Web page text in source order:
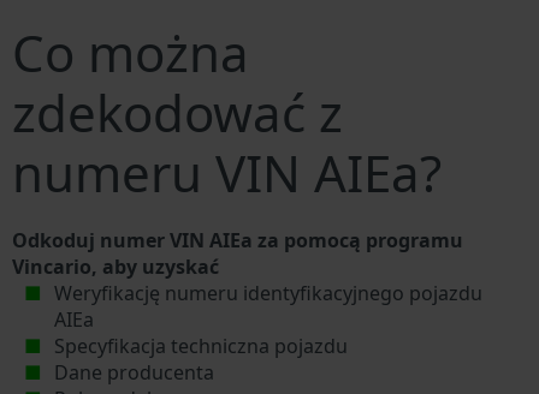
Co można
zdekodować z
numeru VIN AIEa?
Odkoduj numer VIN AIEa za pomocą programu
Vincario, aby uzyskać
Weryfikację numeru identyfikacyjnego pojazdu
AIEa
Specyfikacja techniczna pojazdu
Dane producenta